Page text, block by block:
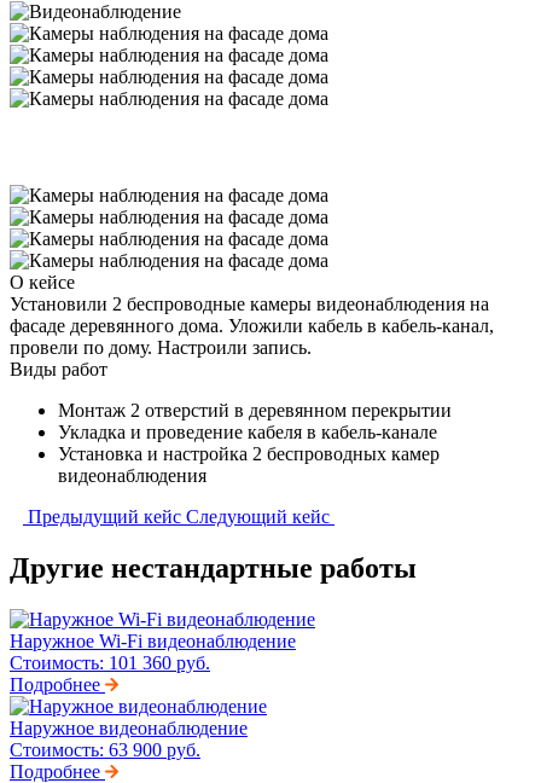
О кейсе
Установили 2 беспроводные камеры видеонаблюдения на
фасаде деревянного дома. Уложили кабель в кабель-канал,
провели по дому. Настроили запись.
Виды работ
Монтаж 2 отверстий в деревянном перекрытии
Укладка и проведение кабеля в кабель-канале
Установка и настройка 2 беспроводных камер
видеонаблюдения
Предыдущий кейс Следующий кейс
Другие нестандартные работы
Наружное Wi-Fi видеонаблюдение
Стоимость: 101 360 руб.
Подробнее
Наружное видеонаблюдение
Стоимость: 63 900 руб.
Подробнее